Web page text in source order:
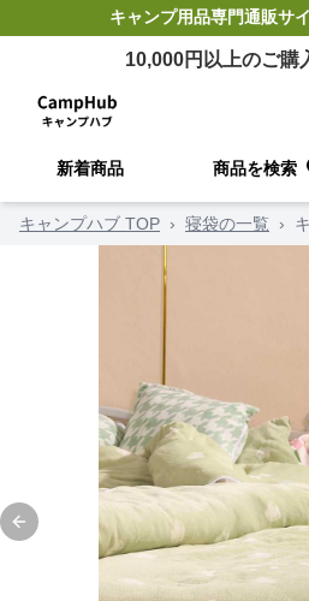
キャンプ用品専門通販サ
10,000円以上のご購
新着商品 商品を検索
キャンプハブ TOP › 寝袋の一覧 ›
Previous slide